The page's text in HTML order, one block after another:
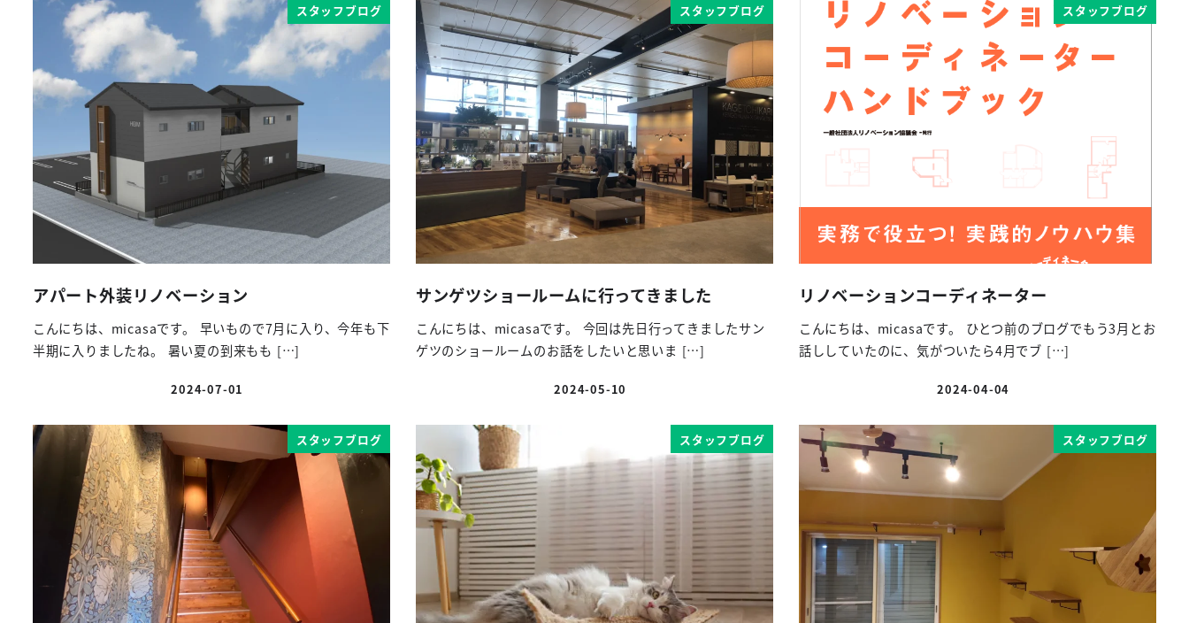
スタッフブログ
アパート外装リノベーション
こんにちは、micasaです。 早いもので7月に入り、今年も下
半期に入りましたね。 暑い夏の到来もも […]
投稿日
2024-07-01
スタッフブログ
サンゲツショールームに行ってきました
こんにちは、micasaです。 今回は先日行ってきましたサン
ゲツのショールームのお話をしたいと思いま […]
投稿日
2024-05-10
スタッフブログ
リノベーションコーディネーター
こんにちは、micasaです。 ひとつ前のブログでもう3月とお
話ししていたのに、気がついたら4月でブ […]
投稿日
2024-04-04
スタッフブログ スタッフブログ スタッフブログ